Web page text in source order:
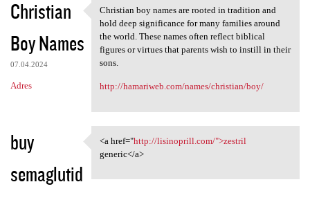
Christian
Boy Names
07.04.2024
Adres
Christian boy names are
Christian boy names are rooted in tradition and
hold deep significance for many families around
the world. These names often reflect biblical
figures or virtues that parents wish to instill in their
sons.
http://hamariweb.com/names/christian/boy/
buy
semaglutid
<a href="http://lisinoprill
<a href="http://lisinoprill.com/">zestril
generic</a>